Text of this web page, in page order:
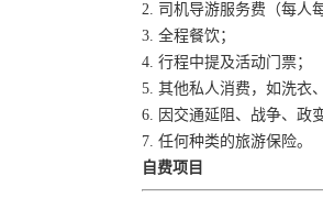
2. 司机导游服务费（每人
3. 全程餐饮；
4. 行程中提及活动门票；
5. 其他私人消费，如洗衣
6. 因交通延阻、战争、政
7. 任何种类的旅游保险。
自费项目